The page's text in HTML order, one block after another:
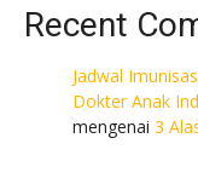
Recent
Jadwal
Dokter Anak
mengenai 3